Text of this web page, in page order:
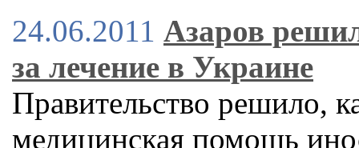
24.06.2011 Азаров
за лечение в Украине
Правительство решило,
медицинская помощь